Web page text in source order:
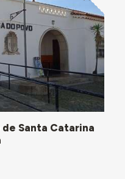
Santa Catarina